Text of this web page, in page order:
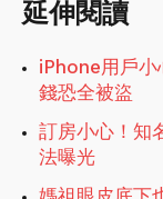
延伸閱讀
iPhone用戶小
錢恐全被盜
訂房小心！知
法曝光